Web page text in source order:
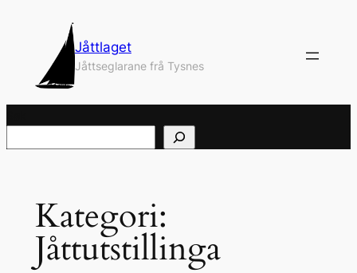
Jåttlaget
Jåttseglarane frå Tysnes
Kategori:
Jåttutstillinga